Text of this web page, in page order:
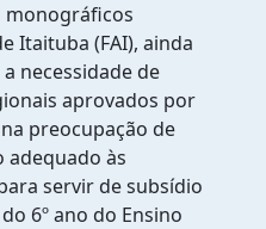
monográficos
Itaituba (FAI), ainda
necessidade de
aprovados por
preocupação de
às
servir de subsídio
6º ano do Ensino